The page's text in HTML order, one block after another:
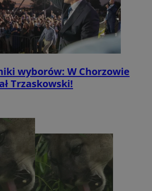
wyborów: W Chorzowie
Trzaskowski!